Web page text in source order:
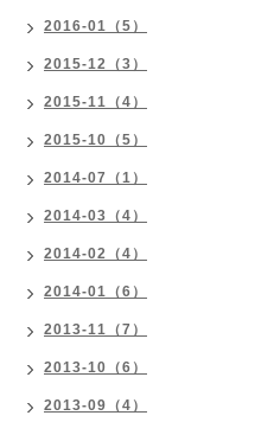
2016-01（5）
2015-12（3）
2015-11（4）
2015-10（5）
2014-07（1）
2014-03（4）
2014-02（4）
2014-01（6）
2013-11（7）
2013-10（6）
2013-09（4）